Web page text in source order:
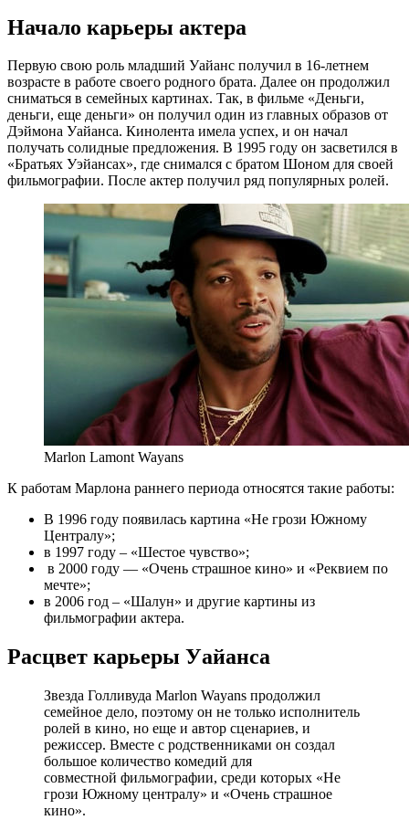
Начало карьеры актера
Первую свою роль младший Уайанс получил в 16-летнем
возрасте в работе своего родного брата. Далее он продолжил
сниматься в семейных картинах. Так, в фильме «Деньги,
деньги, еще деньги» он получил один из главных образов от
Дэймона Уайанса. Кинолента имела успех, и он начал
получать солидные предложения. В 1995 году он засветился в
«Братьях Уэйансах», где снимался с братом Шоном для своей
фильмографии. После актер получил ряд популярных ролей.
Marlon Lamont Wayans
К работам Марлона раннего периода относятся такие работы:
В 1996 году появилась картина «Не грози Южному
Централу»;
в 1997 году – «Шестое чувство»;
в 2000 году — «Очень страшное кино» и «Реквием по
мечте»;
в 2006 год – «Шалун» и другие картины из
фильмографии актера.
Расцвет карьеры Уайанса
Звезда Голливуда Marlon Wayans продолжил
семейное дело, поэтому он не только исполнитель
ролей в кино, но еще и автор сценариев, и
режиссер. Вместе с родственниками он создал
большое количество комедий для
совместной фильмографии, среди которых «Не
грози Южному централу» и «Очень страшное
кино».